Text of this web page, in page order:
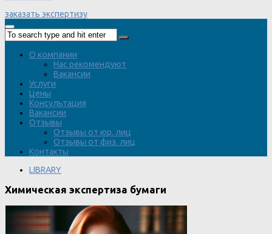
заказать экспертизу
О компании
Нас рекомендуют
Вакансии
Услуги
Цены
Консультация
Вакансии
Отзывы
Отзывы от юр. лиц
Отзывы от физ. лиц
Контакты
LIBRARY
Химическая экспертиза бумаги